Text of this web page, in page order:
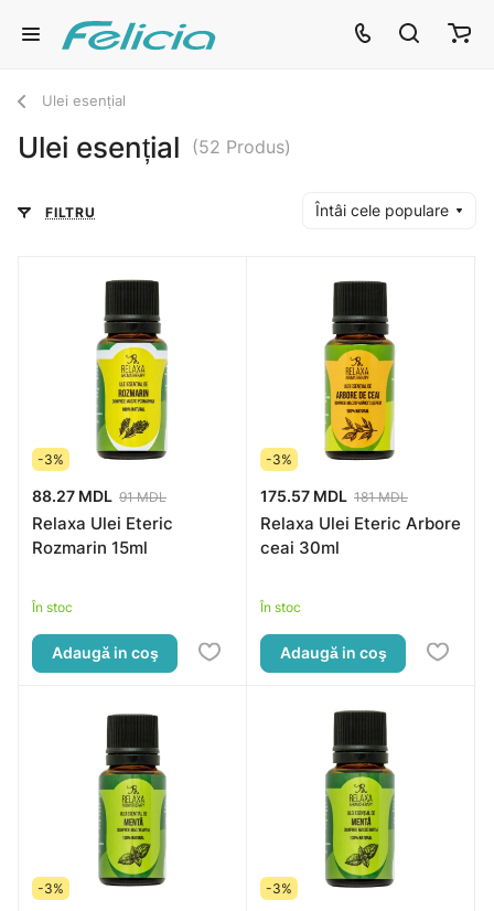
Ulei esențial
Ulei esențial (52 Produs)
FILTRU Întâi cele populare
-3%
88.27 MDL 91 MDL
Relaxa Ulei Eteric
Rozmarin 15ml
În stoc
Adaugă in coş
-3%
175.57 MDL 181 MDL
Relaxa Ulei Eteric Arbore
ceai 30ml
În stoc
Adaugă in coş
-3% -3%